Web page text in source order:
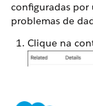
configuradas por
problemas de
Clique na